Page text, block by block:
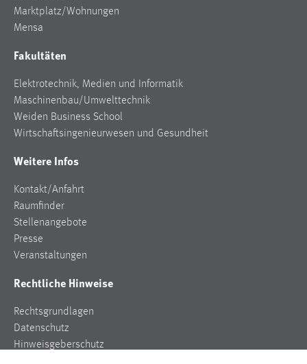
Marktplatz/Wohnungen
Mensa
Fakultäten
Elektrotechnik, Medien und Informatik
Maschinenbau/Umwelttechnik
Weiden Business School
Wirtschaftsingenieurwesen und Gesundheit
Weitere Infos
Kontakt/Anfahrt
Raumfinder
Stellenangebote
Presse
Veranstaltungen
Rechtliche Hinweise
Rechtsgrundlagen
Datenschutz
Hinweisgeberschutz